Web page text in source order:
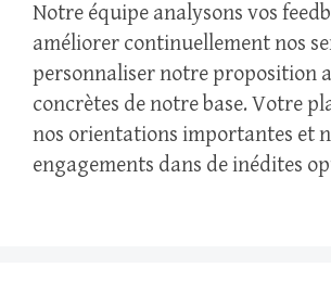
Notre équipe analysons vos
améliorer continuellement nos
personnaliser notre proposition
concrètes de notre base. Votre
nos orientations importantes et
engagements dans de inédites